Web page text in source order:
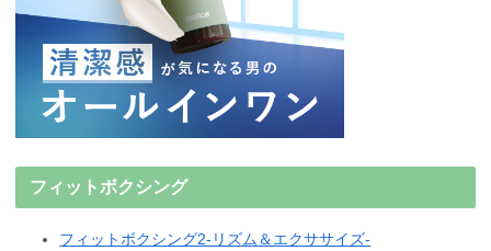
フィットボクシング
フィットボクシング2-リズム＆エクササイズ-